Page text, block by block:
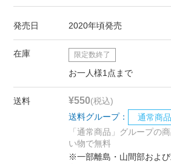
発売日 2020年頃発売
在庫 限定数終了
お一人様1点まで
送料 ¥550(税込)
送料グループ：
通常商品
「通常商品」グループの
い物で無料
※一部離島・山間部およ